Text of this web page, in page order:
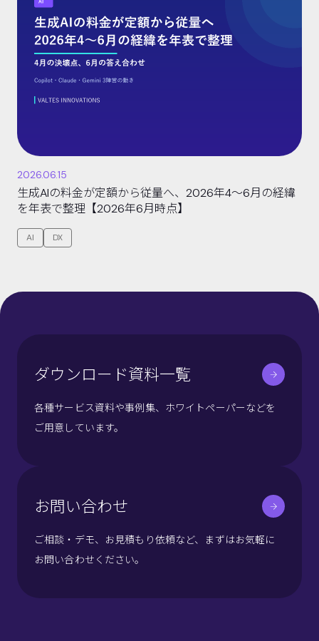
2026.06.15
生成AIの料金が定額から従量へ、2026年4〜6月の経緯
を年表で整理【2026年6月時点】
AI DX
ダウンロード資料一覧
各種サービス資料や事例集、ホワイトペーパーなどを
ご用意しています。
お問い合わせ
ご相談・デモ、お見積もり依頼など、まずはお気軽に
お問い合わせください。